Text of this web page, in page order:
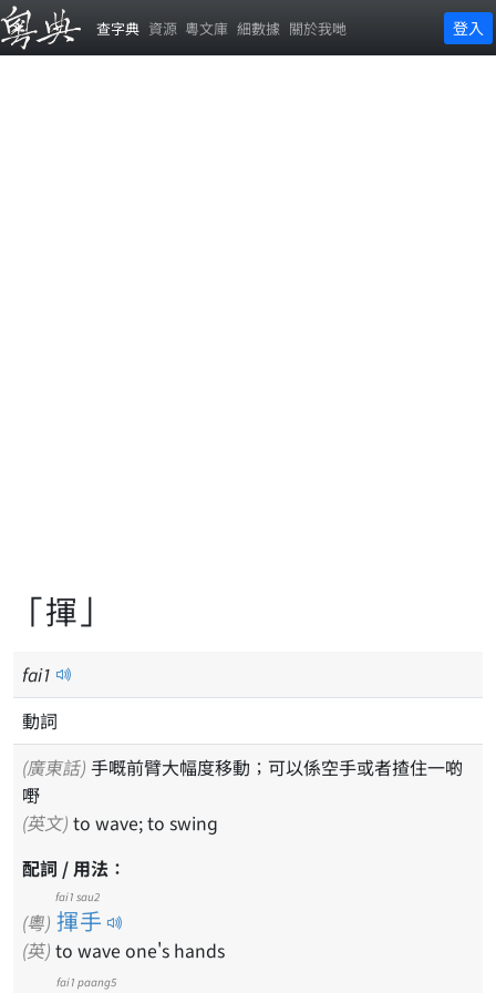
查字典 資源 粵文庫 細數據 關於我哋 登入
「揮」
fai1
動詞
(廣東話)
嘢
(英文) to wave; to swing
配詞 / 用法：
(粵) 揮手
fai1 sau2
(英) to wave one's hands
fai1 paang5